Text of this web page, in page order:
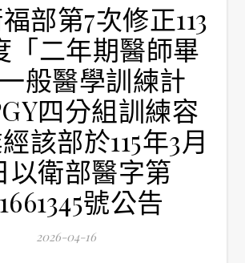
部第7次修正113
「二年期醫師畢
般醫學訓練計
四分組訓練容
該部於115年3月
以衛部醫字第
號公告
2026-04-16